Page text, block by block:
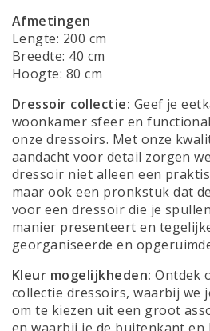
Afmetingen
Lengte: 200 cm
Breedte: 40 cm
Hoogte: 80 cm
Dressoir collectie: Geef je
woonkamer sfeer en
onze dressoirs. Met onze
aandacht voor detail zorgen
dressoir niet alleen een
maar ook een pronkstuk dat
voor een dressoir die je
manier presenteert en
georganiseerde en
Kleur mogelijkheden: Ontdek
collectie dressoirs, waarbij we
om te kiezen uit een groot